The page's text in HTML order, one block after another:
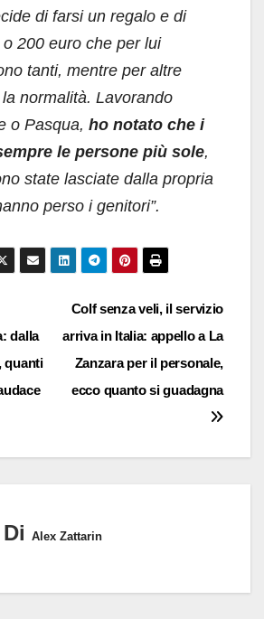
di farsi un regalo e di
200 euro che per lui
tanti, mentre per altre
normalità. Lavorando
o Pasqua, ho notato che i
le persone più sole,
state lasciate dalla propria
perso i genitori”.
Colf senza veli, il servizio
arriva in Italia: appello a La
Zanzara per il personale,
ecco quanto si guadagna
dalla
quanti
Di Alex Zattarin